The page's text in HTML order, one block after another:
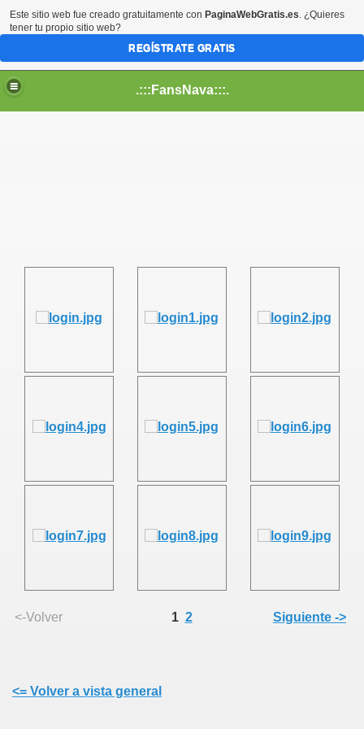
.:::FansNava:::.
<-Volver 1 2 Siguiente ->
<= Volver a vista general
Este sitio web fue creado gratuitamente con PaginaWebGratis.es. ¿Quieres
tener tu propio sitio web?
REGÍSTRATE GRATIS